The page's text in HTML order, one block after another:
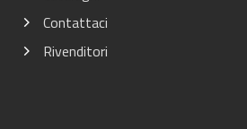
Contattaci
Rivenditori